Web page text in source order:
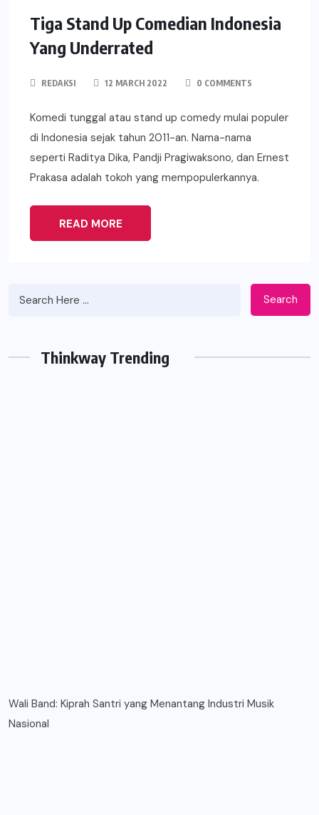
Tiga Stand Up Comedian Indonesia
Yang Underrated
REDAKSI 12 MARCH 2022 0 COMMENTS
Komedi tunggal atau stand up comedy mulai populer
di Indonesia sejak tahun 2011-an. Nama-nama
seperti Raditya Dika, Pandji Pragiwaksono, dan Ernest
Prakasa adalah tokoh yang mempopulerkannya.
READ MORE
Search
Thinkway Trending
Wali Band: Kiprah Santri yang Menantang Industri Musik
Nasional